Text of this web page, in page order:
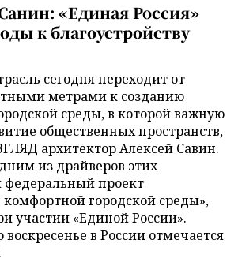
«Единая Россия»
к благоустройству
сегодня переходит от
метрами к созданию
среды, в которой важную
общественных пространств,
архитектор Алексей Савин.
из драйверов этих
федеральный проект
городской среды»,
участии «Единой России».
в России отмечается